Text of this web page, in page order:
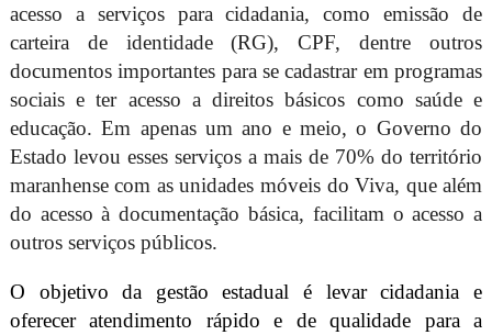
acesso a serviços para cidadania, como emissão de
carteira de identidade (RG), CPF, dentre outros
documentos importantes para se cadastrar em programas
sociais e ter acesso a direitos básicos como saúde e
educação. Em apenas um ano e meio, o Governo do
Estado levou esses serviços a mais de 70% do território
maranhense com as unidades móveis do Viva, que além
do acesso à documentação básica, facilitam o acesso a
outros serviços públicos.
O objetivo da gestão estadual é levar cidadania e
oferecer atendimento rápido e de qualidade para a